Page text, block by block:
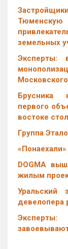
земельных
Эксперты:
Брусника
первого
востоке
Группа
DOGMA
жилым
Уральский
девелопера